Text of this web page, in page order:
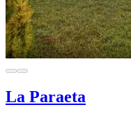
La Paraeta